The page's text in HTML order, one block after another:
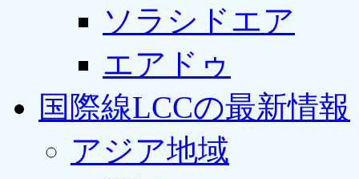
ソラシドエア
エアドゥ
国際線LCCの最新情報
アジア地域